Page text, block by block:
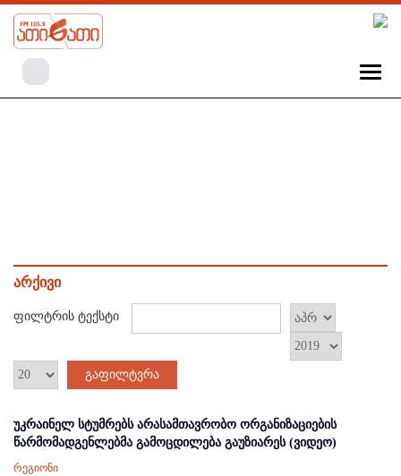
არქივი
ფილტრის ტექსტი
გაფილტვრა
უკრაინელ სტუმრებს არასამთავრობო ორგანიზაციების
წარმომადგენლებმა გამოცდილება გაუზიარეს (ვიდეო)
რეგიონი